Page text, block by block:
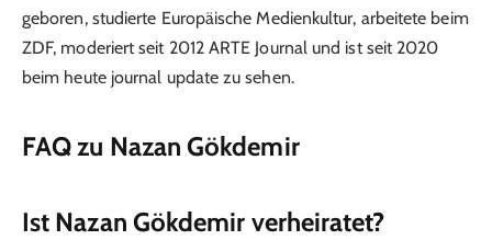
geboren, studierte Europäische Medienkultur, arbeitete beim
ZDF, moderiert seit 2012 ARTE Journal und ist seit 2020
beim heute journal update zu sehen.
FAQ zu Nazan Gökdemir
Ist Nazan Gökdemir verheiratet?